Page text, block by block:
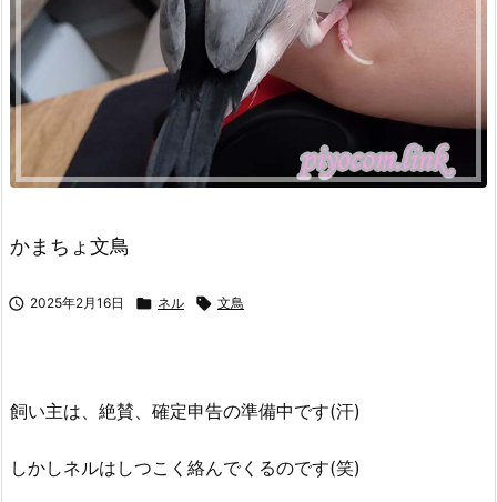
かまちょ文鳥
 2025年2月16日  ネル  文鳥
飼い主は、絶賛、確定申告の準備中です(汗)
しかしネルはしつこく絡んでくるのです(笑)